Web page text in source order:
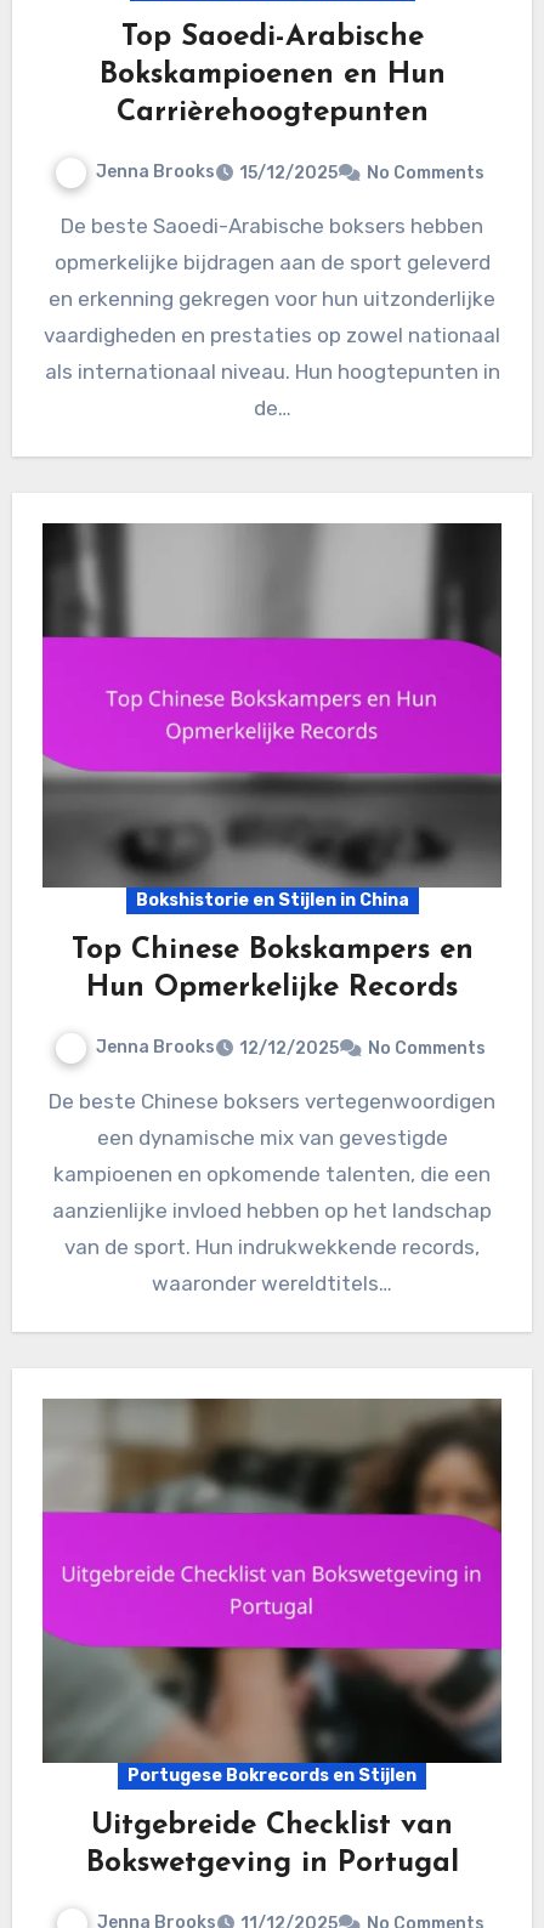
Top Saoedi-Arabische
Bokskampioenen en Hun
Carrièrehoogtepunten
Jenna Brooks 15/12/2025 No Comments
De beste Saoedi-Arabische boksers hebben
opmerkelijke bijdragen aan de sport geleverd
en erkenning gekregen voor hun uitzonderlijke
vaardigheden en prestaties op zowel nationaal
als internationaal niveau. Hun hoogtepunten in
de…
Bokshistorie en Stijlen in China
Top Chinese Bokskampers en
Hun Opmerkelijke Records
Jenna Brooks 12/12/2025 No Comments
De beste Chinese boksers vertegenwoordigen
een dynamische mix van gevestigde
kampioenen en opkomende talenten, die een
aanzienlijke invloed hebben op het landschap
van de sport. Hun indrukwekkende records,
waaronder wereldtitels…
Portugese Bokrecords en Stijlen
Uitgebreide Checklist van
Bokswetgeving in Portugal
Jenna Brooks 11/12/2025 No Comments